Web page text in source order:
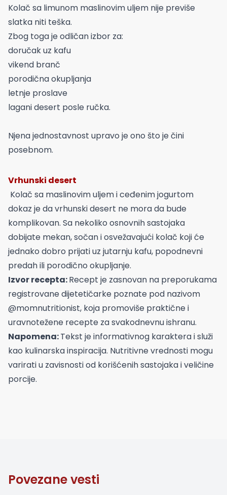
Kolač sa limunom maslinovim uljem nije previše
slatka niti teška.
Zbog toga je odličan izbor za:
doručak uz kafu
vikend branč
porodična okupljanja
letnje proslave
lagani desert posle ručka.
Njena jednostavnost upravo je ono što je čini
posebnom.
Vrhunski desert
Kolač sa maslinovim uljem i ceđenim jogurtom
dokaz je da vrhunski desert ne mora da bude
komplikovan. Sa nekoliko osnovnih sastojaka
dobijate mekan, sočan i osvežavajući kolač koji će
jednako dobro prijati uz jutarnju kafu, popodnevni
predah ili porodično okupljanje.
Izvor recepta:Recept je zasnovan na preporukama
registrovane dijetetičarke poznate pod nazivom
@momnutritionist, koja promoviše praktične i
uravnotežene recepte za svakodnevnu ishranu.
Napomena:Tekst je informativnog karaktera i služi
kao kulinarska inspiracija. Nutritivne vrednosti mogu
varirati u zavisnosti od korišćenih sastojaka i veličine
porcije.
Povezane vesti